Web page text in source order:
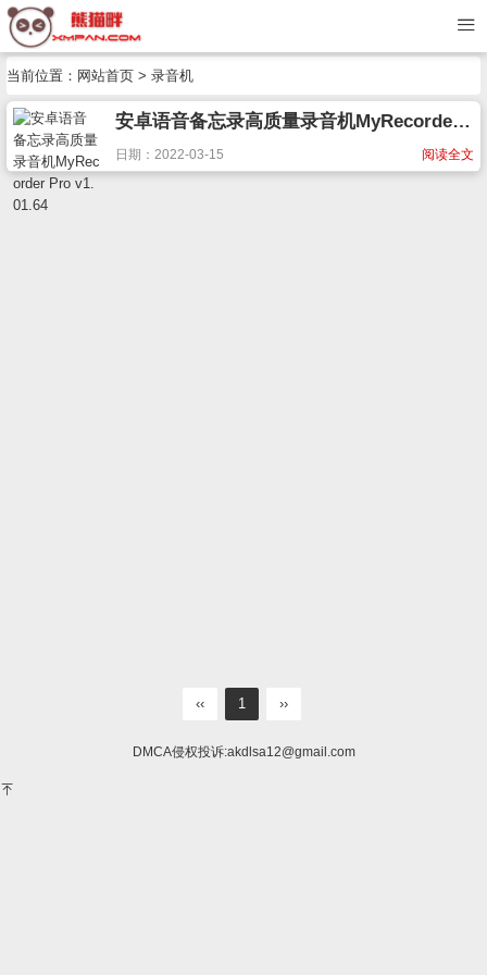
当前位置： 网站首页 > 录音机
安卓语音备忘录高质量录音机MyRecorder Pro v1.01.64
阅读全文
日期：2022-03-15
‹‹ 1 ››
DMCA侵权投诉:akdlsa12@gmail.com